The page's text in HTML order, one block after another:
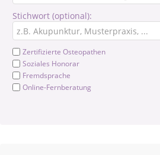
Stichwort (optional):
Zertifizierte Osteopathen
Soziales Honorar
Fremdsprache
Online-Fernberatung